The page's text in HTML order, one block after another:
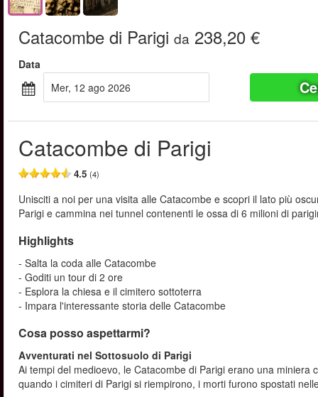
Catacombe di Parigi da 238,20 €
Data
mer, 12 ago 2026
Catacombe di Parigi
4.5 (4)
Unisciti a noi per una visita alle Catacombe e scopri il lato più
Parigi e cammina nei tunnel contenenti le ossa di 6 milioni di
Highlights
- Salta la coda alle Catacombe
- Goditi un tour di 2 ore
- Esplora la chiesa e il cimitero sottoterra
- Impara l'interessante storia delle Catacombe
Cosa posso aspettarmi?
Avventurati nel Sottosuolo di Parigi
Ai tempi del medioevo, le Catacombe di Parigi erano una
quando i cimiteri di Parigi si riempirono, i morti furono spostati